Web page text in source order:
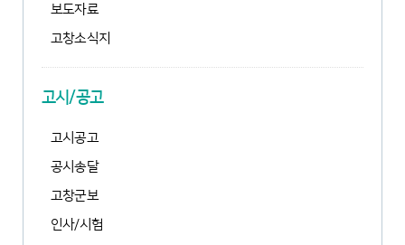
보도자료
고창소식지
고시/공고
고시공고
공시송달
고창군보
인사/시험